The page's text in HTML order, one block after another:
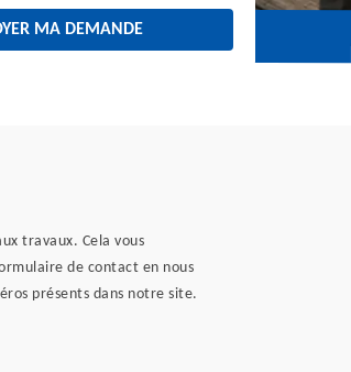
travaux. Cela vous
de contact en nous
présents dans notre site.